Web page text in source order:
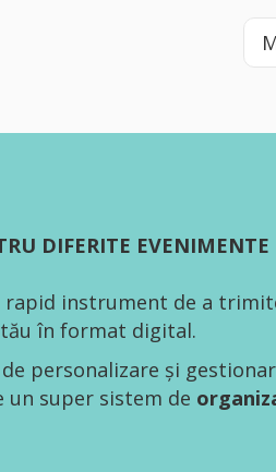
DIFERITE EVENIMENTE
rapid instrument de a
în format digital.
personalizare și
un super sistem de